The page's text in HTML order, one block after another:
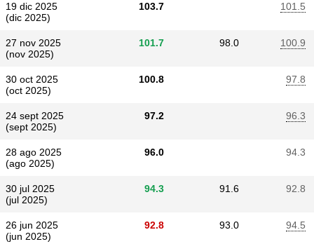
19 dic 2025
(dic 2025)
103.7 101.5
27 nov 2025
(nov 2025)
101.7 98.0 100.9
30 oct 2025
(oct 2025)
100.8 97.8
24 sept 2025
(sept 2025)
97.2 96.3
28 ago 2025
(ago 2025)
96.0 94.3
30 jul 2025
(jul 2025)
94.3 91.6 92.8
26 jun 2025
(jun 2025)
92.8 93.0 94.5